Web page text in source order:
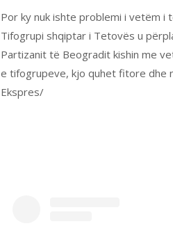
Por ky nuk ishte problemi i vetëm
Tifogrupi shqiptar i Tetovës u
Partizanit të Beogradit kishin me
e tifogrupeve, kjo quhet fitore dhe
Ekspres/